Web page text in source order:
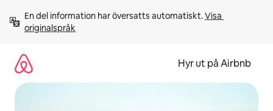
innehåll
En del information har översatts automatiskt. Visa
originalspråk
Hyr ut på Airbnb